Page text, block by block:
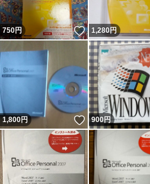
750円 いいね！
1,280円
1,800円 いいね！
900円